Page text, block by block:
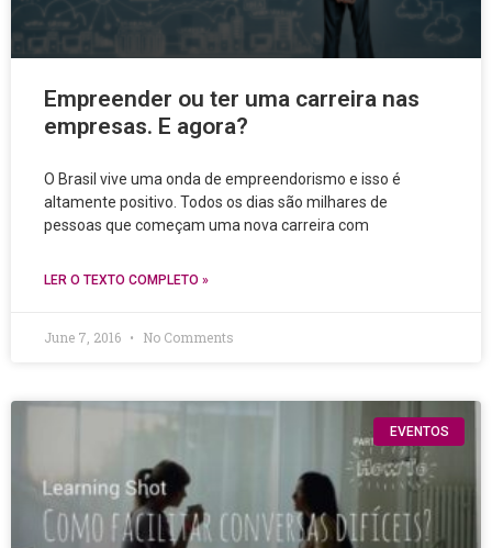
Empreender ou ter uma carreira nas
empresas. E agora?
O Brasil vive uma onda de empreendorismo e isso é
altamente positivo. Todos os dias são milhares de
pessoas que começam uma nova carreira com
LER O TEXTO COMPLETO »
June 7, 2016 No Comments
EVENTOS